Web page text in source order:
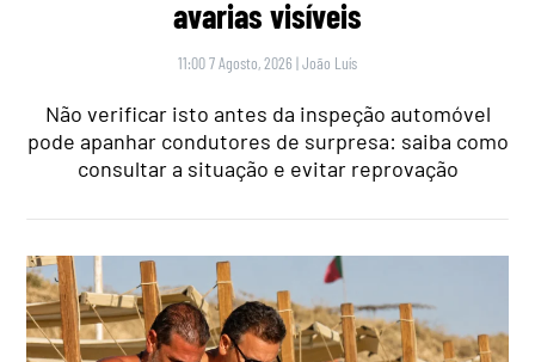
avarias visíveis
11:00 7 Agosto, 2026 |João Luís
Não verificar isto antes da inspeção automóvel
pode apanhar condutores de surpresa: saiba como
consultar a situação e evitar reprovação